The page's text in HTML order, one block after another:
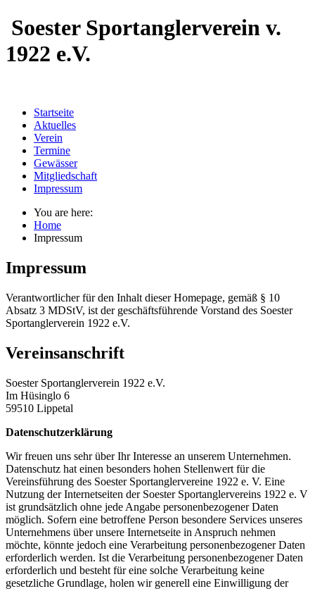
Soester Sportanglerverein v.
1922 e.V.
Startseite
Aktuelles
Verein
Termine
Gewässer
Mitgliedschaft
Impressum
You are here:
Home
Impressum
Impressum
Verantwortlicher für den Inhalt dieser Homepage, gemäß § 10
Absatz 3 MDStV, ist der geschäftsführende Vorstand des Soester
Sportanglerverein 1922 e.V.
Vereinsanschrift
Soester Sportanglerverein 1922 e.V.
Im Hüsinglo 6
59510 Lippetal
Datenschutzerklärung
Wir freuen uns sehr über Ihr Interesse an unserem Unternehmen.
Datenschutz hat einen besonders hohen Stellenwert für die
Vereinsführung des Soester Sportanglervereine 1922 e. V. Eine
Nutzung der Internetseiten der Soester Sportanglervereins 1922 e. V
ist grundsätzlich ohne jede Angabe personenbezogener Daten
möglich. Sofern eine betroffene Person besondere Services unseres
Unternehmens über unsere Internetseite in Anspruch nehmen
möchte, könnte jedoch eine Verarbeitung personenbezogener Daten
erforderlich werden. Ist die Verarbeitung personenbezogener Daten
erforderlich und besteht für eine solche Verarbeitung keine
gesetzliche Grundlage, holen wir generell eine Einwilligung der